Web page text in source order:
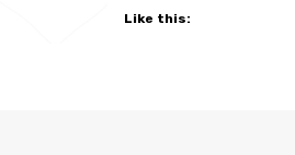
Like this: